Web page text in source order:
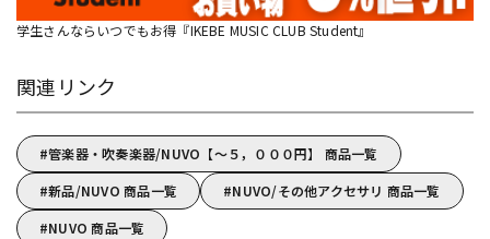
学生さんならいつでもお得『IKEBE MUSIC CLUB Student』
関連リンク
管楽器・吹奏楽器/NUVO【～５，０００円】 商品一覧
新品/NUVO 商品一覧
NUVO/その他アクセサリ 商品一覧
NUVO 商品一覧